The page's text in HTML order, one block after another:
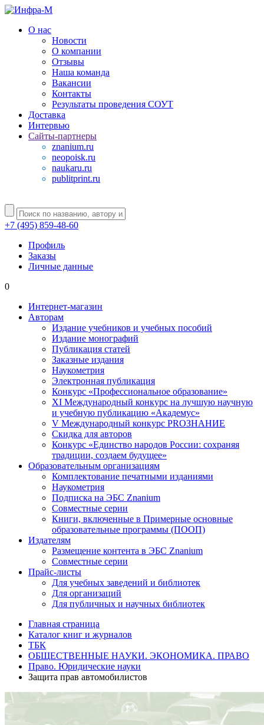
О нас
Новости
О компании
Отзывы
Наша команда
Вакансии
Контакты
Результаты проведения СОУТ
Доставка
Интервью
Сайты-партнеры
znanium.ru
neopoisk.ru
naukaru.ru
publitprint.ru
+7 (495) 859-48-60
Профиль
Заказы
Личные данные
0
Интернет-магазин
Авторам
Издание учебников и учебных пособий
Издание монографий
Публикация статей
Заказные издания
Наукометрия
Электронная публикация
Конкурс «Профессиональное образование»
XI Международный конкурс на лучшую научную
и учебную публикацию «Академус»
V Международный конкурс PROЗНАНИЕ
Скидка для авторов
Конкурс «Единство народов России: сохраняя
традиции, создаем будущее»
Образовательным организациям
Комплектование печатными изданиями
Наукометрия
Подписка на ЭБС Znanium
Совместные серии
Книги, включенные в Примерные основные
образовательные программы (ПООП)
Издателям
Размещение контента в ЭБС Znanium
Совместные серии
Прайс-листы
Для учебных заведений и библиотек
Для организаций
Для публичных и научных библиотек
Главная страница
Каталог книг и журналов
ТБК
ОБЩЕСТВЕННЫЕ НАУКИ. ЭКОНОМИКА. ПРАВО
Право. Юридические науки
Защита прав автомобилистов